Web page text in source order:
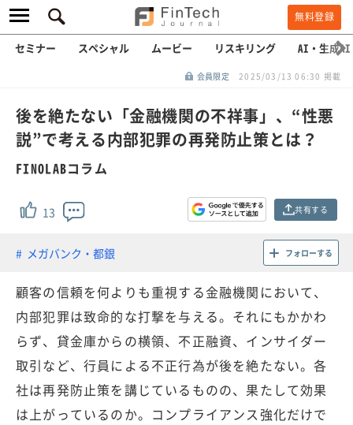
無料登録
セミナー スペシャル ムービー リスキリング AI・生成AI
会員限定 2025/03/13 06:30 掲載
後を絶たない「金融機関の不祥事」、“性悪
説”で考える内部犯罪の再発防止策とは？
FINOLABコラム
13 共有する
メガバンク・都銀 フォローする
顧客の信頼を何よりも重視する金融機関において、
内部犯罪は致命的な打撃を与える。それにもかかわ
らず、貸金庫からの横領、不正融資、インサイダー
取引など、行員による不正行為が後を絶たない。各
社は再発防止策を講じているものの、果たして効果
は上がっているのか。コンプライアンス強化だけで